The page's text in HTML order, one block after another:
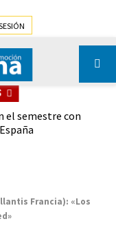
el semestre con
Francia): «Los